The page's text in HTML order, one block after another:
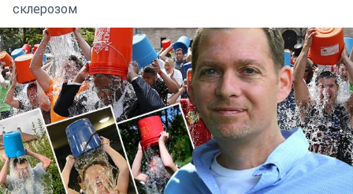
склерозом